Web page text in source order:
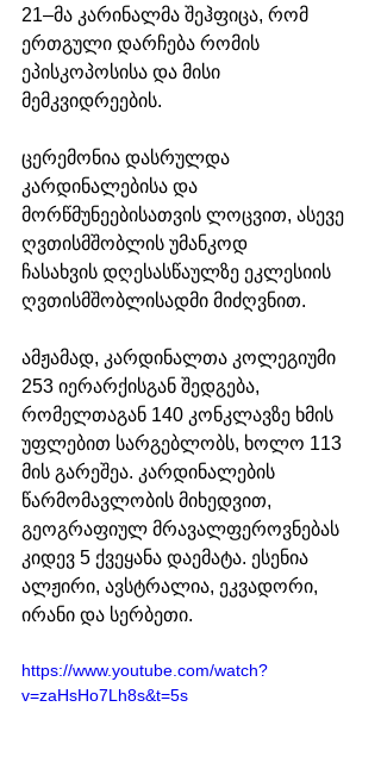
21–მა კარინალმა შეჰფიცა, რომ
ერთგული დარჩება რომის
ეპისკოპოსისა და მისი
მემკვიდრეების.
ცერემონია დასრულდა
კარდინალებისა და
მორწმუნეებისათვის ლოცვით, ასევე
ღვთისმშობლის უმანკოდ
ჩასახვის დღესასწაულზე ეკლესიის
ღვთისმშობლისადმი მიძღვნით.
ამჟამად, კარდინალთა კოლეგიუმი
253 იერარქისგან შედგება,
რომელთაგან 140 კონკლავზე ხმის
უფლებით სარგებლობს, ხოლო 113
მის გარეშეა. კარდინალების
წარმომავლობის მიხედვით,
გეოგრაფიულ მრავალფეროვნებას
კიდევ 5 ქვეყანა დაემატა. ესენია
ალჟირი, ავსტრალია, ეკვადორი,
ირანი და სერბეთი.
https://www.youtube.com/watch?
v=zaHsHo7Lh8s&t=5s